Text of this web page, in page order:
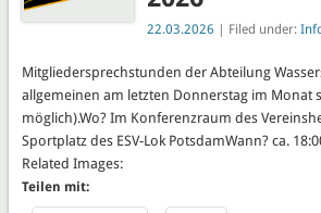
22.03.2026 | Filed under:
Mitgliedersprechstunden der Abteilung
allgemeinen am letzten Donnerstag im Monat
möglich).Wo? Im Konferenzraum des
Sportplatz des ESV-Lok PotsdamWann? ca.
Related Images:
Teilen mit: